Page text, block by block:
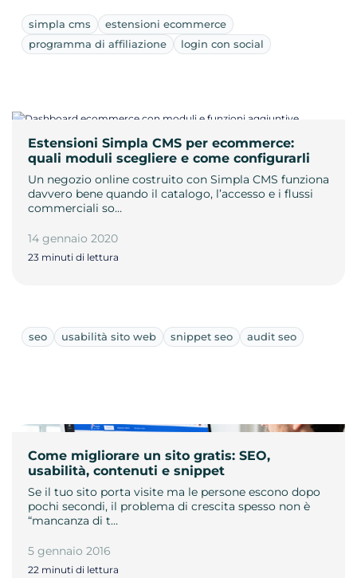
simpla cms
estensioni ecommerce
programma di affiliazione
login con social
Estensioni Simpla CMS per ecommerce:
quali moduli scegliere e come configurarli
Un negozio online costruito con Simpla CMS funziona
davvero bene quando il catalogo, l’accesso e i flussi
commerciali so…
14 gennaio 2020
23 minuti di lettura
seo usabilità sito web snippet seo audit seo
Come migliorare un sito gratis: SEO,
usabilità, contenuti e snippet
Se il tuo sito porta visite ma le persone escono dopo
pochi secondi, il problema di crescita spesso non è
“mancanza di t…
5 gennaio 2016
22 minuti di lettura